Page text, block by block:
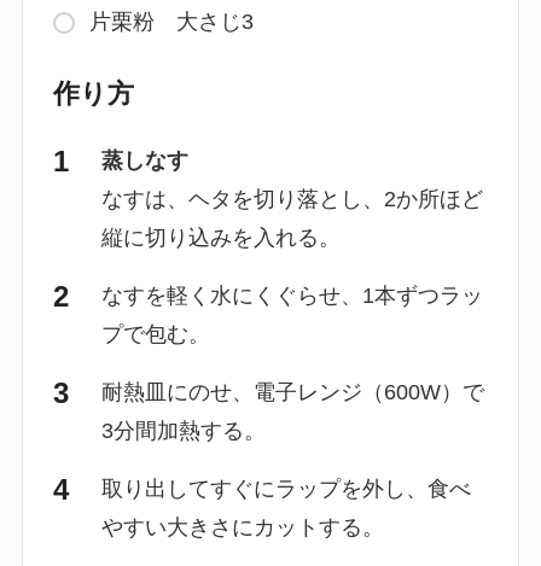
片栗粉 大さじ3
作り方
蒸しなす
なすは、ヘタを切り落とし、2か所ほど
縦に切り込みを入れる。
なすを軽く水にくぐらせ、1本ずつラッ
プで包む。
耐熱皿にのせ、電子レンジ（600W）で
3分間加熱する。
取り出してすぐにラップを外し、食べ
やすい大きさにカットする。